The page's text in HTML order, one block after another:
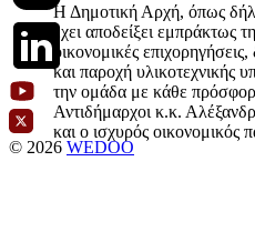
Η Δημοτική Αρχή, όπως
έχει αποδείξει εμπράκτως
οικονομικές
και παροχή υλικοτεχνικής
την ομάδα με κάθε
Αντιδήμαρχοι κ.κ.
και ο ισχυρός
© 2026 WEDOO